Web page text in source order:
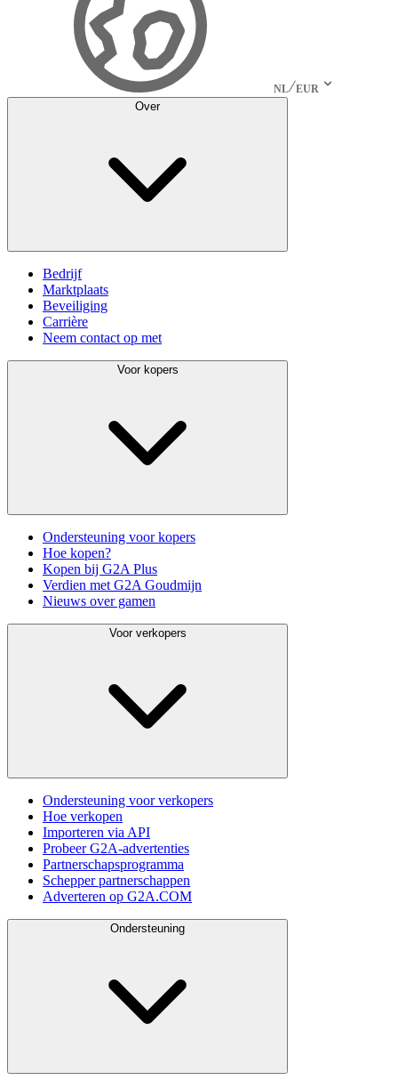
NL EUR
Over
Bedrijf
Marktplaats
Beveiliging
Carrière
Neem contact op met
Voor kopers
Ondersteuning voor kopers
Hoe kopen?
Kopen bij G2A Plus
Verdien met G2A Goudmijn
Nieuws over gamen
Voor verkopers
Ondersteuning voor verkopers
Hoe verkopen
Importeren via API
Probeer G2A-advertenties
Partnerschapsprogramma
Schepper partnerschappen
Adverteren op G2A.COM
Ondersteuning